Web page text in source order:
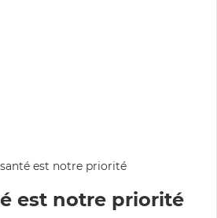
est notre priorité